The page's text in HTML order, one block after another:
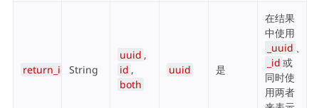
return_id_uuid
String
uuid ,
id ,
both
uuid 是
在结果
中使用
_uuid 、
_id 或
同时使
用两者